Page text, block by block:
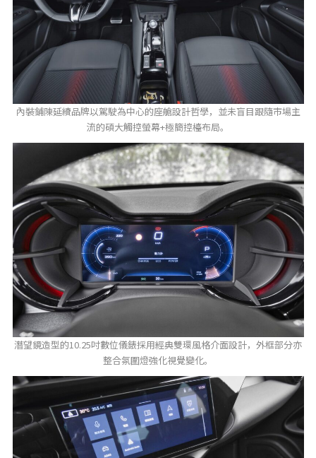
內裝鋪陳延續品牌以駕駛為中心的座艙設計哲學，並未盲目跟隨市場主
流的碩大觸控螢幕+極簡控檯布局。
潛望鏡造型的10.25吋數位儀錶採用經典雙環風格介面設計，外框部分亦
整合氛圍燈強化視覺變化。